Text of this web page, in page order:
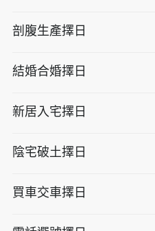
剖腹生產擇日
結婚合婚擇日
新居入宅擇日
陰宅破土擇日
買車交車擇日